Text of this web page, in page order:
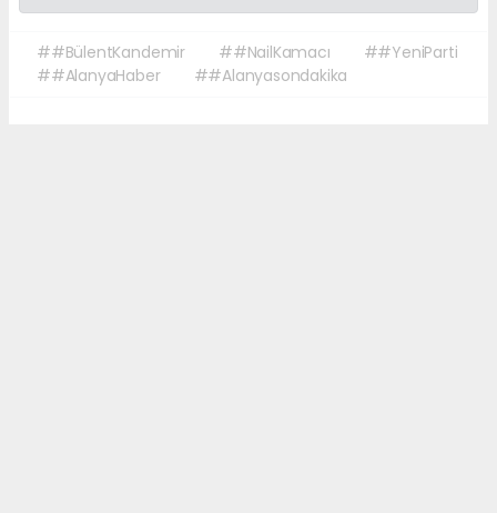
##BülentKandemir ##NailKamacı
##YeniParti
##AlanyaHaber
##Alanyasondakika